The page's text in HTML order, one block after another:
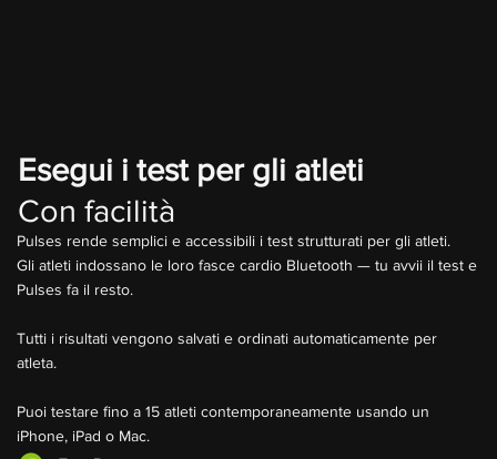
Esegui i test per gli atleti
Con facilità
Pulses rende semplici e accessibili i test strutturati per gli atleti.
Gli atleti indossano le loro fasce cardio Bluetooth — tu avvii il test e
Pulses fa il resto.
Tutti i risultati vengono salvati e ordinati automaticamente per
atleta.
Puoi testare fino a 15 atleti contemporaneamente usando un
iPhone, iPad o Mac.